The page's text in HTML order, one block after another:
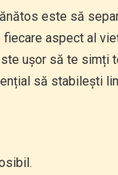
este să
aspect al
ușor să te simți
să stabilești